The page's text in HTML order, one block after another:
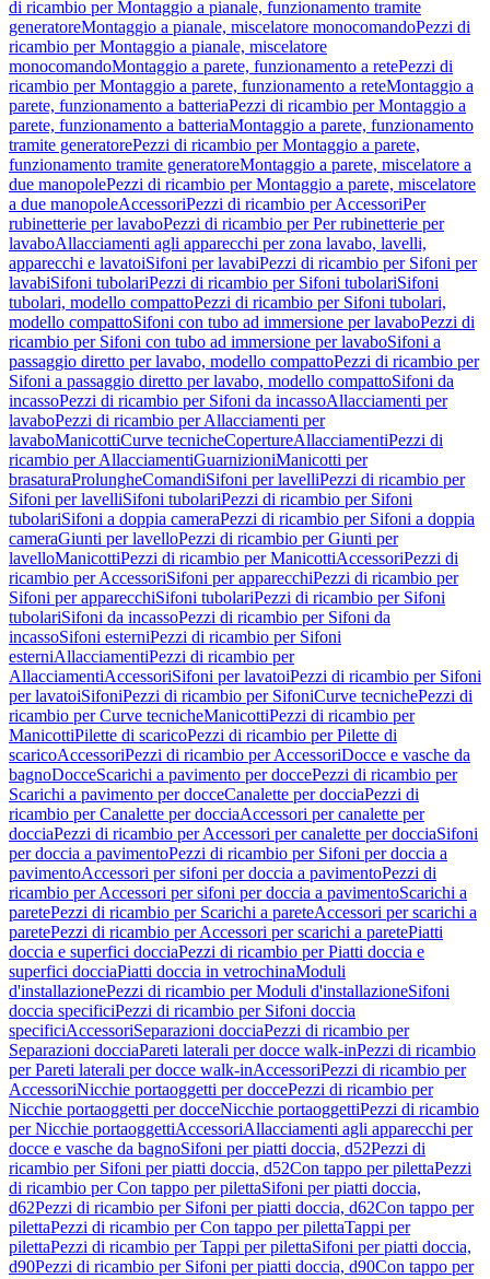
di ricambio per Montaggio a pianale, funzionamento tramite
generatoreMontaggio a pianale, miscelatore monocomandoPezzi di
ricambio per Montaggio a pianale, miscelatore
monocomandoMontaggio a parete, funzionamento a retePezzi di
ricambio per Montaggio a parete, funzionamento a reteMontaggio a
parete, funzionamento a batteriaPezzi di ricambio per Montaggio a
parete, funzionamento a batteriaMontaggio a parete, funzionamento
tramite generatorePezzi di ricambio per Montaggio a parete,
funzionamento tramite generatoreMontaggio a parete, miscelatore a
due manopolePezzi di ricambio per Montaggio a parete, miscelatore
a due manopoleAccessoriPezzi di ricambio per AccessoriPer
rubinetterie per lavaboPezzi di ricambio per Per rubinetterie per
lavaboAllacciamenti agli apparecchi per zona lavabo, lavelli,
apparecchi e lavatoiSifoni per lavabiPezzi di ricambio per Sifoni per
lavabiSifoni tubolariPezzi di ricambio per Sifoni tubolariSifoni
tubolari, modello compattoPezzi di ricambio per Sifoni tubolari,
modello compattoSifoni con tubo ad immersione per lavaboPezzi di
ricambio per Sifoni con tubo ad immersione per lavaboSifoni a
passaggio diretto per lavabo, modello compattoPezzi di ricambio per
Sifoni a passaggio diretto per lavabo, modello compattoSifoni da
incassoPezzi di ricambio per Sifoni da incassoAllacciamenti per
lavaboPezzi di ricambio per Allacciamenti per
lavaboManicottiCurve tecnicheCopertureAllacciamentiPezzi di
ricambio per AllacciamentiGuarnizioniManicotti per
brasaturaProlungheComandiSifoni per lavelliPezzi di ricambio per
Sifoni per lavelliSifoni tubolariPezzi di ricambio per Sifoni
tubolariSifoni a doppia cameraPezzi di ricambio per Sifoni a doppia
cameraGiunti per lavelloPezzi di ricambio per Giunti per
lavelloManicottiPezzi di ricambio per ManicottiAccessoriPezzi di
ricambio per AccessoriSifoni per apparecchiPezzi di ricambio per
Sifoni per apparecchiSifoni tubolariPezzi di ricambio per Sifoni
tubolariSifoni da incassoPezzi di ricambio per Sifoni da
incassoSifoni esterniPezzi di ricambio per Sifoni
esterniAllacciamentiPezzi di ricambio per
AllacciamentiAccessoriSifoni per lavatoiPezzi di ricambio per Sifoni
per lavatoiSifoniPezzi di ricambio per SifoniCurve tecnichePezzi di
ricambio per Curve tecnicheManicottiPezzi di ricambio per
ManicottiPilette di scaricoPezzi di ricambio per Pilette di
scaricoAccessoriPezzi di ricambio per AccessoriDocce e vasche da
bagnoDocceScarichi a pavimento per doccePezzi di ricambio per
Scarichi a pavimento per docceCanalette per docciaPezzi di
ricambio per Canalette per docciaAccessori per canalette per
docciaPezzi di ricambio per Accessori per canalette per docciaSifoni
per doccia a pavimentoPezzi di ricambio per Sifoni per doccia a
pavimentoAccessori per sifoni per doccia a pavimentoPezzi di
ricambio per Accessori per sifoni per doccia a pavimentoScarichi a
paretePezzi di ricambio per Scarichi a pareteAccessori per scarichi a
paretePezzi di ricambio per Accessori per scarichi a paretePiatti
doccia e superfici docciaPezzi di ricambio per Piatti doccia e
superfici docciaPiatti doccia in vetrochinaModuli
d'installazionePezzi di ricambio per Moduli d'installazioneSifoni
doccia specificiPezzi di ricambio per Sifoni doccia
specificiAccessoriSeparazioni docciaPezzi di ricambio per
Separazioni docciaPareti laterali per docce walk-inPezzi di ricambio
per Pareti laterali per docce walk-inAccessoriPezzi di ricambio per
AccessoriNicchie portaoggetti per doccePezzi di ricambio per
Nicchie portaoggetti per docceNicchie portaoggettiPezzi di ricambio
per Nicchie portaoggettiAccessoriAllacciamenti agli apparecchi per
docce e vasche da bagnoSifoni per piatti doccia, d52Pezzi di
ricambio per Sifoni per piatti doccia, d52Con tappo per pilettaPezzi
di ricambio per Con tappo per pilettaSifoni per piatti doccia,
d62Pezzi di ricambio per Sifoni per piatti doccia, d62Con tappo per
pilettaPezzi di ricambio per Con tappo per pilettaTappi per
pilettaPezzi di ricambio per Tappi per pilettaSifoni per piatti doccia,
d90Pezzi di ricambio per Sifoni per piatti doccia, d90Con tappo per